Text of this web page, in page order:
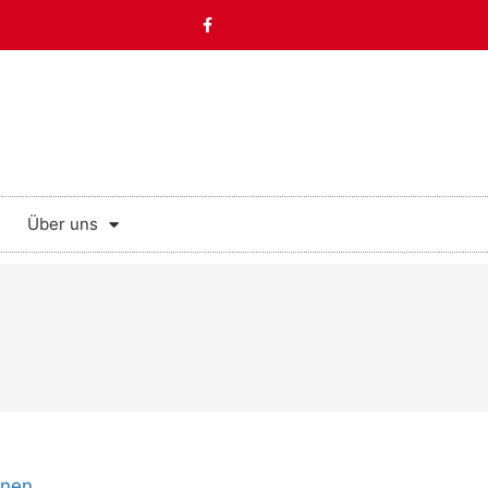
Über uns